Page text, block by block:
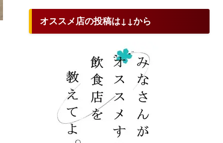
オススメ店の投稿は↓↓から